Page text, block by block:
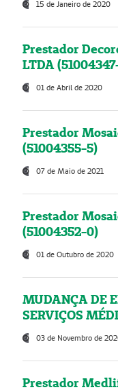
15 de Janeiro de 2020
Prestador
LTDA
01 de Abril de 2020
Prestador
(51004355-5)
07 de Maio de 2021
Prestador
(51004352-0)
01 de Outubro de 2020
MUDANÇA DE
SERVIÇOS
03 de Novembro de
Prestador